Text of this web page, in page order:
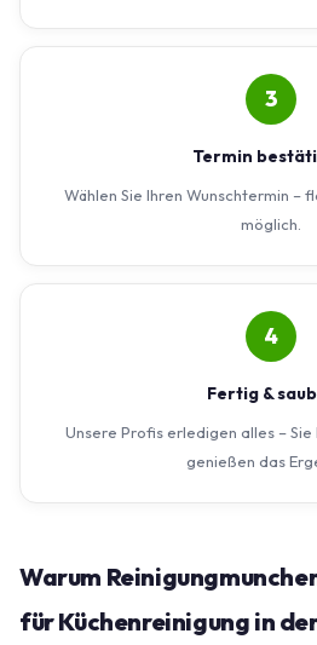
3
Termin
Wählen Sie Ihren Wunschtermin –
möglich.
4
Fertig &
Unsere Profis erledigen alles – Sie
genießen das
Warum
für Küchenreinigung in